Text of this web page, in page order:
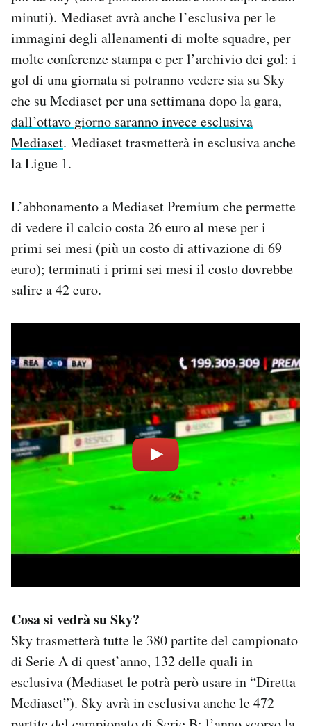
minuti). Mediaset avrà anche l’esclusiva per le
immagini degli allenamenti di molte squadre, per
molte conferenze stampa e per l’archivio dei gol: i
gol di una giornata si potranno vedere sia su Sky
che su Mediaset per una settimana dopo la gara,
dall’ottavo giorno saranno invece esclusiva
Mediaset. Mediaset trasmetterà in esclusiva anche
la Ligue 1.
L’abbonamento a Mediaset Premium che permette
di vedere il calcio costa 26 euro al mese per i
primi sei mesi (più un costo di attivazione di 69
euro); terminati i primi sei mesi il costo dovrebbe
salire a 42 euro.
Cosa si vedrà su Sky?
Sky trasmetterà tutte le 380 partite del campionato
di Serie A di quest’anno, 132 delle quali in
esclusiva (Mediaset le potrà però usare in “Diretta
Mediaset”). Sky avrà in esclusiva anche le 472